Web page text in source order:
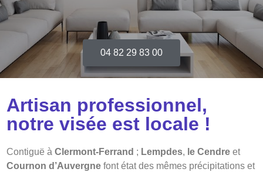
04 82 29 83 00
Artisan professionnel,
notre visée est locale !
Contiguë à Clermont-Ferrand ; Lempdes, le Cendre et
Cournon d’Auvergne font état des mêmes précipitations et